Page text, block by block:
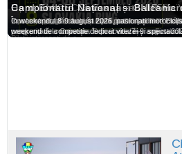
Oportunitate pentru pilotii
Oportunitate pentru piloții români: Ohvale GP-7 la
Piloții interesați de o...
Cupa MACEC & European 125cc
La sfarsitul acestei saptamanii patru sportivi
competiții internaționale. Se vor desfășura: Finala...
Hard Enduro Covasna - CNIR
Covasna, etapă-cheie în lupta pentru podium!
programată la Covasna în perioada 7–9 august
Campionatul Național și Balcanic
În weekendul 8-9 august 2026, pasionații
weekend de competiție dedicat vitezei și